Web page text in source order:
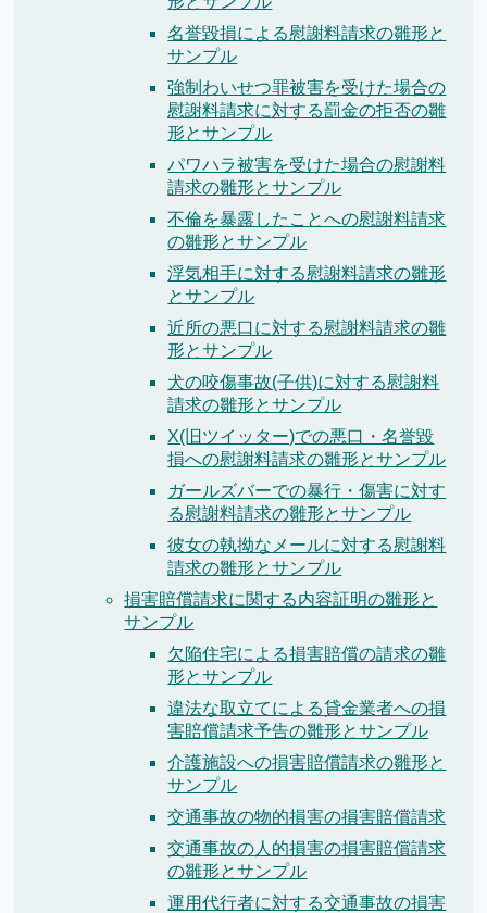
名誉毀損による慰謝料請求の雛形と
サンプル
強制わいせつ罪被害を受けた場合の
慰謝料請求に対する罰金の拒否の雛
形とサンプル
パワハラ被害を受けた場合の慰謝料
請求の雛形とサンプル
不倫を暴露したことへの慰謝料請求
の雛形とサンプル
浮気相手に対する慰謝料請求の雛形
とサンプル
近所の悪口に対する慰謝料請求の雛
形とサンプル
犬の咬傷事故(子供)に対する慰謝料
請求の雛形とサンプル
X(旧ツイッター)での悪口・名誉毀
損への慰謝料請求の雛形とサンプル
ガールズバーでの暴行・傷害に対す
る慰謝料請求の雛形とサンプル
彼女の執拗なメールに対する慰謝料
請求の雛形とサンプル
損害賠償請求に関する内容証明の雛形と
サンプル
欠陥住宅による損害賠償の請求の雛
形とサンプル
違法な取立てによる貸金業者への損
害賠償請求予告の雛形とサンプル
介護施設への損害賠償請求の雛形と
サンプル
交通事故の物的損害の損害賠償請求
交通事故の人的損害の損害賠償請求
の雛形とサンプル
運用代行者に対する交通事故の損害